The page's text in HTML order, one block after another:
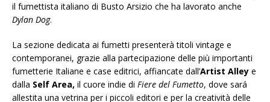
il fumettista italiano di Busto Arsizio che ha lavorato anche
Dylan Dog.
La sezione dedicata ai fumetti presenterà titoli vintage e
contemporanei, grazie alla partecipazione delle più importanti
fumetterie Italiane e case editrici, affiancate dall’Artist Alley e
dalla Self Area, il cuore indie di Fiere del Fumetto, dove sará
allestita una vetrina per i piccoli editori e per la creatività delle